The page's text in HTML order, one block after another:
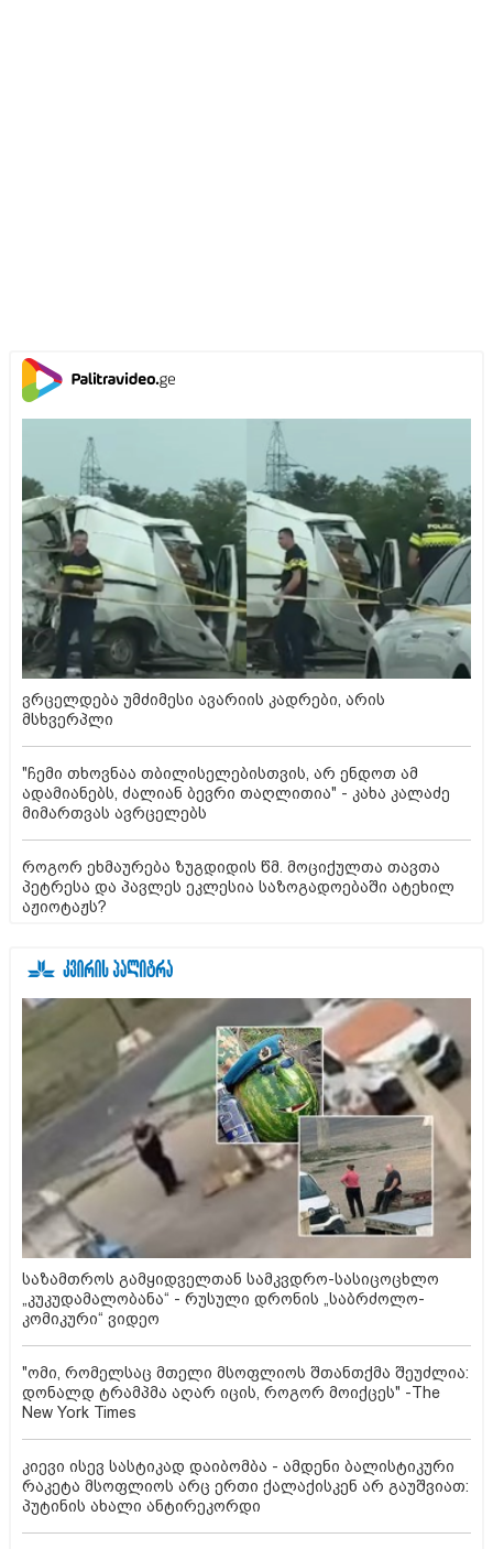
ვრცელდება უმძიმესი ავარიის კადრები, არის
მსხვერპლი
"ჩემი თხოვნაა თბილისელებისთვის, არ ენდოთ ამ
ადამიანებს, ძალიან ბევრი თაღლითია" - კახა კალაძე
მიმართვას ავრცელებს
როგორ ეხმაურება ზუგდიდის წმ. მოციქულთა თავთა
პეტრესა და პავლეს ეკლესია საზოგადოებაში ატეხილ
აჟიოტაჟს?
საზამთროს გამყიდველთან სამკვდრო-სასიცოცხლო
„კუკუდამალობანა“ - რუსული დრონის „საბრძოლო-
კომიკური“ ვიდეო
"ომი, რომელსაც მთელი მსოფლიოს შთანთქმა შეუძლია:
დონალდ ტრამპმა აღარ იცის, როგორ მოიქცეს" -The
New York Times
კიევი ისევ სასტიკად დაიბომბა - ამდენი ბალისტიკური
რაკეტა მსოფლიოს არც ერთი ქალაქისკენ არ გაუშვიათ:
პუტინის ახალი ანტირეკორდი